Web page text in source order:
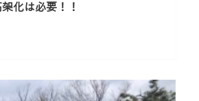
化は必要！！